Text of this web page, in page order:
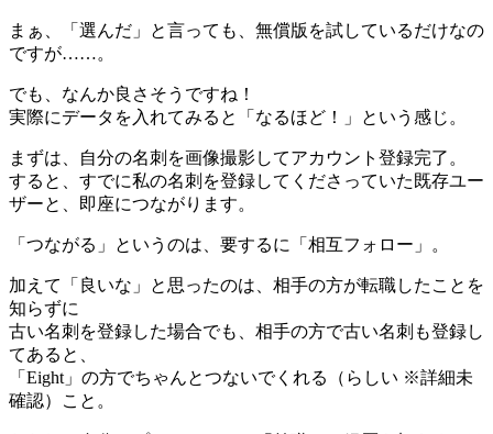
まぁ、「選んだ」と言っても、無償版を試しているだけなの
ですが……。
でも、なんか良さそうですね！
実際にデータを入れてみると「なるほど！」という感じ。
まずは、自分の名刺を画像撮影してアカウント登録完了。
すると、すでに私の名刺を登録してくださっていた既存ユー
ザーと、即座につながります。
「つながる」というのは、要するに「相互フォロー」。
加えて「良いな」と思ったのは、相手の方が転職したことを
知らずに
古い名刺を登録した場合でも、相手の方で古い名刺も登録し
てあると、
「Eight」の方でちゃんとつないでくれる（らしい ※詳細未
確認）こと。